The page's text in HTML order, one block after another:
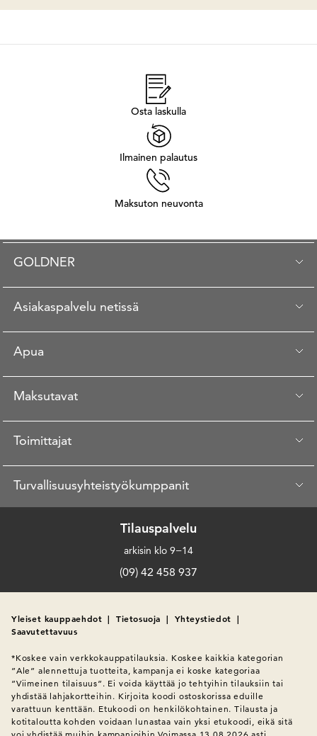
Osta laskulla
Ilmainen palautus
Maksuton neuvonta
GOLDNER
Asiakaspalvelu netissä
Apua
Maksutavat
Toimittajat
Turvallisuusyhteistyökumppanit
Tilauspalvelu
arkisin klo 9−14
(09) 42 458 937
Yleiset kauppaehdot | Tietosuoja | Yhteystiedot |
Saavutettavuus
*Koskee vain verkkokauppatilauksia. Koskee kaikkia kategorian
”Ale” alennettuja tuotteita, kampanja ei koske kategoriaa
”Viimeinen tilaisuus”. Ei voida käyttää jo tehtyihin tilauksiin tai
yhdistää lahjakortteihin. Kirjoita koodi ostoskorissa eduille
varattuun kenttään. Etukoodi on henkilökohtainen. Tilausta ja
kotitaloutta kohden voidaan lunastaa vain yksi etukoodi, eikä sitä